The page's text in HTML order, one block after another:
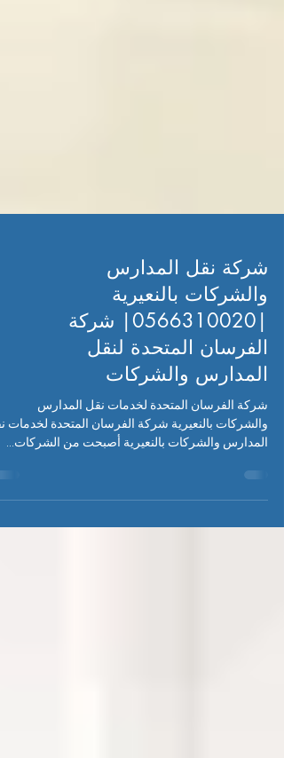
شركة نقل المدارس
والشركات بالنعيرية
|0566310020| شركة
الفرسان المتحدة لنقل
المدارس والشركات
شركة الفرسان المتحدة لخدمات نقل المدارس
والشركات بالنعيرية شركة الفرسان المتحدة لخدمات